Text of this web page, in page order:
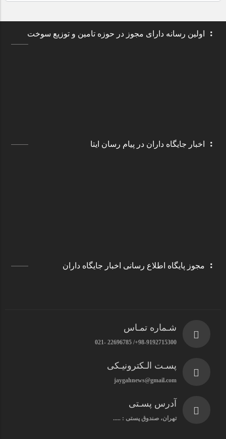
اولین رسانه دارای مجوز در حوزه تامین و توزیع سوخت
اخبار جایگاه داران در پیام رسان ایتا
مجوز پایگاه اطلاع رسانی اخبار جایگاه داران
شـماره تمـاس
98-9192715300+/ 22696785 -021
پسـت الـکترونیـکی
jaygahnews@gmail.com
آدرس پسـتی
تهران، صندوق پستی : .....